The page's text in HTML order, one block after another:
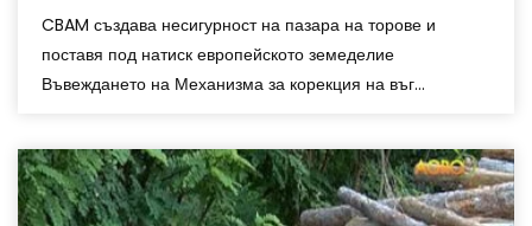
CBAM създава несигурност на пазара на торове и
поставя под натиск европейското земеделие
Въвеждането на Механизма за корекция на въг...